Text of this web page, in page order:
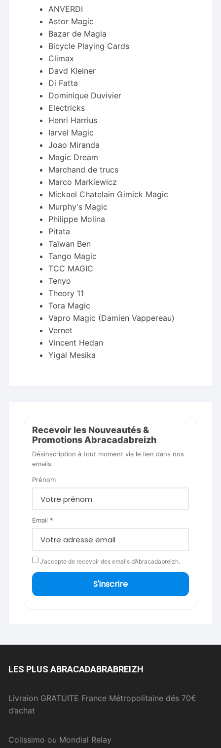
ANVERDI
Astor Magic
Bazar de Magia
Bicycle Playing Cards
Climax
Davd Kleiner
Di Fatta
Dominique Duvivier
Electricks
Henri Harrius
Iarvel Magic
Joao Miranda
Magic Dream
Marchand de trucs
Marco Markiewicz
Mickael Chatelain Gimick Magic
Murphy's Magic
Philippe Molina
Pitata
Taïwan Ben
Tango Magic
TCC MAGIC
Tenyo
Theory 11
Tora Magic
Vapro Magic (Damien Vappereau)
Vernet
Vincent Hedan
Yigal Mesika
Recevoir les Nouveautés &
Promotions Abracadabreizh
Désinscription à tout moment via le lien dans nos
emails.
Prénom
Email *
J’accepte de recevoir des emails d’Abracadabreizh.
S'inscrire
LES PLUS ABRACADABRABREIZH
Livraion GRATUITE France Métropolitaine dés 70€
d’achat
Colissimo ou Mondial Relay